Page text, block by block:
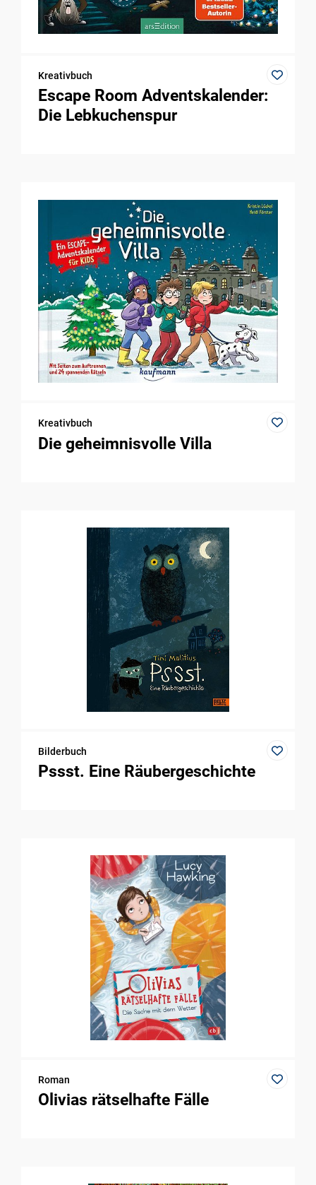
Kreativbuch
Escape Room Adventskalender:
Die Lebkuchenspur
Kreativbuch
Die geheimnisvolle Villa
Bilderbuch
Pssst. Eine Räubergeschichte
Roman
Olivias rätselhafte Fälle